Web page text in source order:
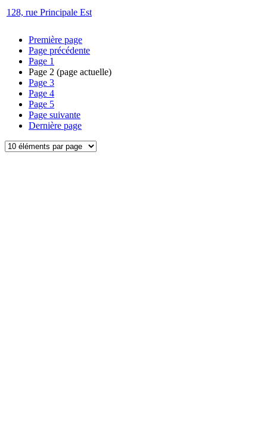
128, rue Principale Est
Première page
Page précédente
Page 1
Page 2 (page actuelle)
Page 3
Page 4
Page 5
Page suivante
Dernière page